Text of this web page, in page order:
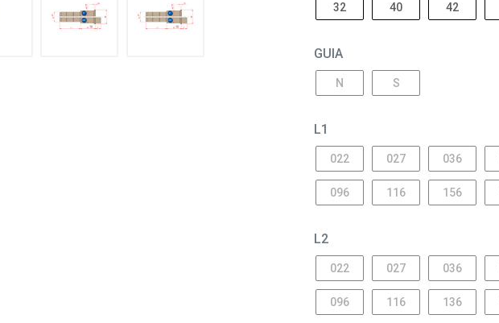
32 40 42
GUIA
N S
L1
022 027 036
096 116 156
L2
022 027 036
096 116 136